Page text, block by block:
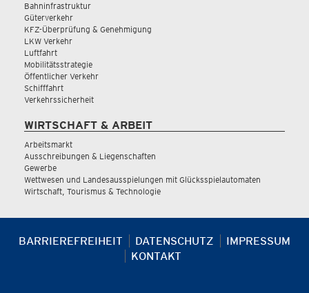
Bahninfrastruktur
Güterverkehr
KFZ-Überprüfung & Genehmigung
LKW Verkehr
Luftfahrt
Mobilitätsstrategie
Öffentlicher Verkehr
Schifffahrt
Verkehrssicherheit
WIRTSCHAFT & ARBEIT
Arbeitsmarkt
Ausschreibungen & Liegenschaften
Gewerbe
Wettwesen und Landesausspielungen mit Glücksspielautomaten
Wirtschaft, Tourismus & Technologie
BARRIEREFREIHEIT DATENSCHUTZ
IMPRESSUM
KONTAKT